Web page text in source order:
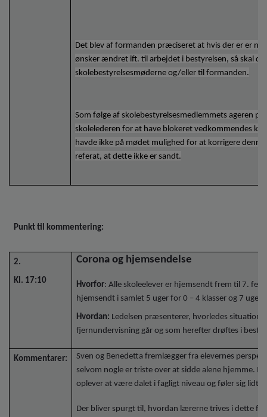
Det blev af formanden præciseret at hvis der er er
ønsker ændret ift. til arbejdet i bestyrelsen, så skal
skolebestyrelsesmøderne og/eller til formanden.
Som følge af skolebestyrelsesmedlemmets ageren
skolelederen for at have blokeret vedkommendes
havde ikke på mødet mulighed for at korrigere
referat, at dette ikke er sandt.
Punkt til kommentering:
2.
Kl. 17:10
Corona og hjemsendelse
Hvorfor: Alle skoleelever er hjemsendt frem til 7.
hjemsendt i samlet 5 uger for 0 – 4 klasser og 7
Hvordan: Ledelsen præsenterer, hvorledes
fjernundervisning går og som herefter drøftes i
Kommentarer:
Sven og Benedetta fremlægger fra elevernes
selvom nogle er triste over at sidde alene hjemme.
oplever at være dalet i fagligt niveau og føler sig lidt
Der bliver spurgt til, hvordan lærerne trives i dette